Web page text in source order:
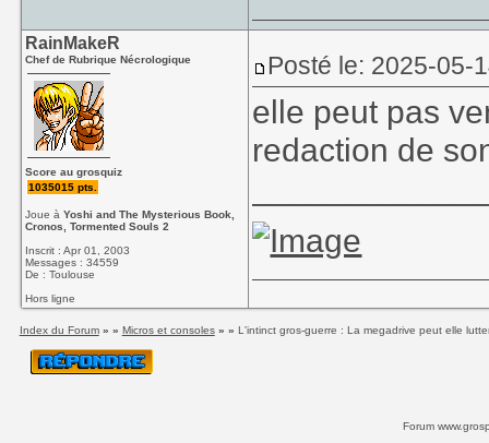
1992 ?
On attend la
RainMakeR
Chef de Rubrique Nécrologique
Score au grosquiz
1035015 pts.
Joue àYoshi and The Mysterious Book,
Cronos, Tormented Souls 2
Inscrit : Apr 01, 2003
Messages : 34559
De : Toulouse
Hors ligne
Posté le: 2025-05-
elle peut pas
redaction de
Index du Forum» » Micros et consoles» » L'intinct gros-guerre : La megadrive peut elle
Forum